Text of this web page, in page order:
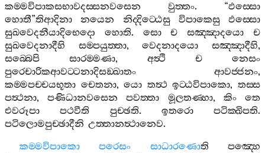
කම‍්මවිපාකසභාවදස‍්සනවසෙන වුත‍්තං. “ඵස‍්සො
හොතී”තිආදිනා නයෙන නිද‍්දිට‍්ඨෙසු විපාකෙසු
ඵස‍්සො
සුඛවෙදනීයාදිභෙදො
හොති. සො ච සඤ‍්ඤාදයො
ච
සුඛවෙදනාදීහි
සම‍්පයුත‍්තා,වෙදනාදයො සඤ‍්ඤාදීහි,
සබ‍්බෙපි
සාරම‍්මණා, අත්‍ථි ච
නෙසං
පුරෙචාරිකආවට‍්ටනාදිසඞ‍්ඛාතං
ආවජ‍්ජනං,
කම‍්මපච‍්චයභූතා චෙතනා,යො තත්‍ථ ඉට‍්ඨවිපාකො,තස‍්ස
පත්‍ථනා,පණිධානවසෙන පවත‍්තා මූලතණ‍්හා, කිං
තෙ
එවරූපා
පථවීති පුච‍්ඡති. ඉතරො පටික‍්ඛිපති.
පටිලොමපුච‍්ඡාදීනි උත‍්තානත්‍ථානෙව.
කම‍්මවිපාකො
පරෙසං සාධාරණොති
පඤ‍්හෙ